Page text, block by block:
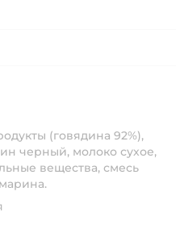
(говядина 92%),
черный, молоко сухое,
вещества, смесь